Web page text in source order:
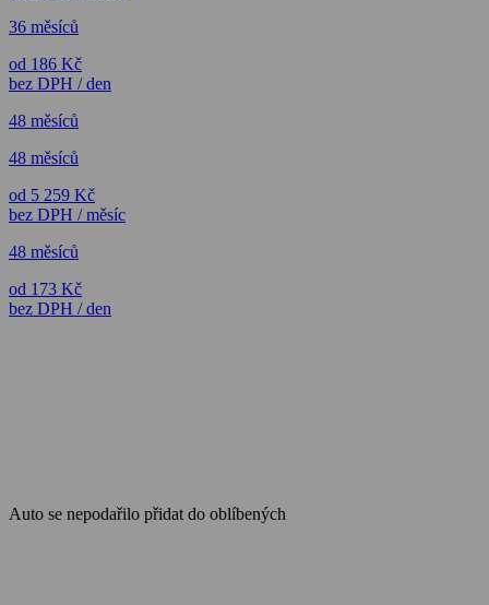
36 měsíců
od 186 Kč
bez DPH / den
48 měsíců
48 měsíců
od 5 259 Kč
bez DPH / měsíc
48 měsíců
od 173 Kč
bez DPH / den
Auto se nepodařilo přidat do oblíbených